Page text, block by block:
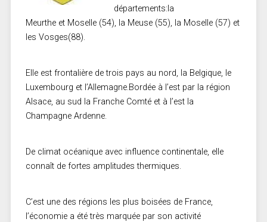
départements:la
Meurthe et Moselle (54), la Meuse (55), la Moselle (57) et
les Vosges(88).
Elle est frontalière de trois pays au nord, la Belgique, le
Luxembourg et l’Allemagne.Bordée à l’est par la région
Alsace, au sud la Franche Comté et à l’est la
Champagne Ardenne.
De climat océanique avec influence continentale, elle
connaît de fortes amplitudes thermiques.
C’est une des régions les plus boisées de France,
l’économie a été très marquée par son activité